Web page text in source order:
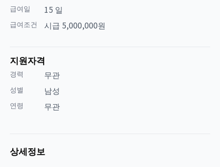
급여일 15 일
급여조건 시급 5,000,000원
지원자격
경력 무관
성별 남성
연령 무관
상세정보